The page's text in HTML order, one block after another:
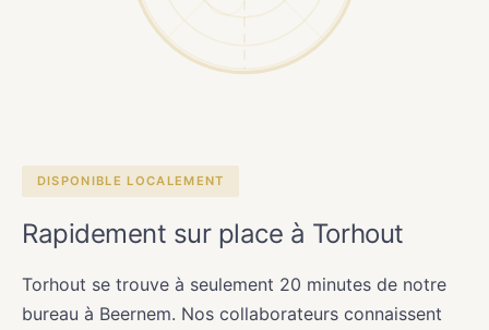
DISPONIBLE LOCALEMENT
Rapidement sur place à Torhout
Torhout se trouve à seulement 20 minutes de notre
bureau à Beernem. Nos collaborateurs connaissent